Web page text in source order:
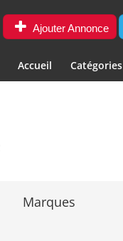
Ajouter Annonce
Accueil Catégories
Marques